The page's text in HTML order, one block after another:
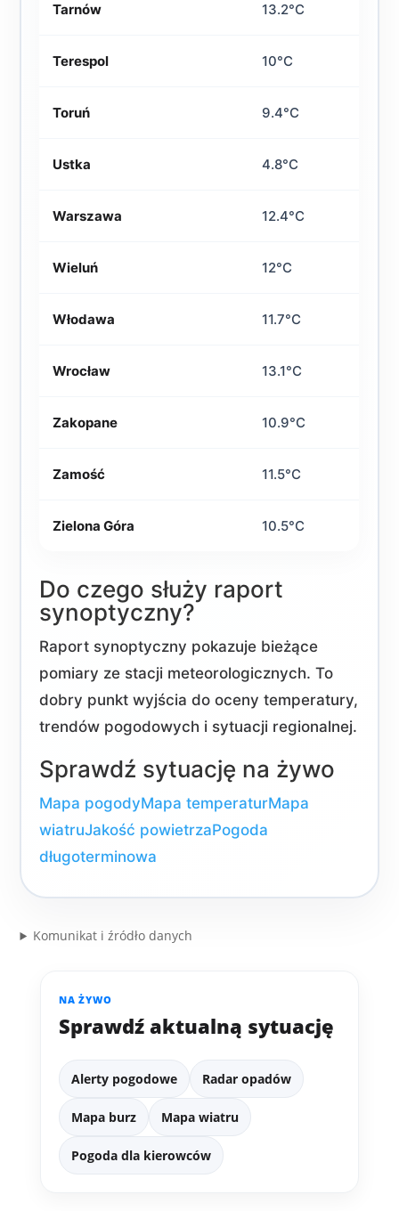
Tarnów 13.2°C
Terespol 10°C
Toruń 9.4°C
Ustka 4.8°C
Warszawa 12.4°C
Wieluń 12°C
Włodawa 11.7°C
Wrocław 13.1°C
Zakopane 10.9°C
Zamość 11.5°C
Zielona Góra 10.5°C
Do czego służy raport
synoptyczny?
Raport synoptyczny pokazuje bieżące
pomiary ze stacji meteorologicznych. To
dobry punkt wyjścia do oceny temperatury,
trendów pogodowych i sytuacji regionalnej.
Sprawdź sytuację na żywo
Mapa pogodyMapa temperaturMapa
wiatruJakość powietrzaPogoda
długoterminowa
Komunikat i źródło danych
NA ŻYWO
Sprawdź aktualną sytuację
Alerty pogodowe Radar opadów
Mapa burz Mapa wiatru
Pogoda dla kierowców